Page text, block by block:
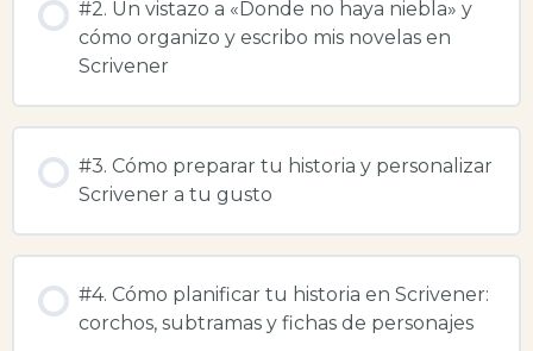
#2. Un vistazo a «Donde no haya niebla» y
cómo organizo y escribo mis novelas en
Scrivener
#3. Cómo preparar tu historia y personalizar
Scrivener a tu gusto
#4. Cómo planificar tu historia en Scrivener:
corchos, subtramas y fichas de personajes